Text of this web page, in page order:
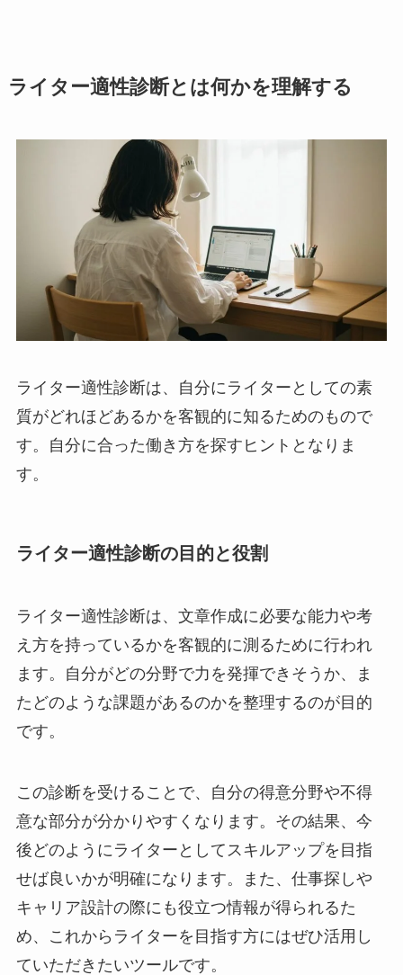
ライター適性診断とは何かを理解する
ライター適性診断は、自分にライターとしての素
質がどれほどあるかを客観的に知るためのもので
す。自分に合った働き方を探すヒントとなりま
す。
ライター適性診断の目的と役割
ライター適性診断は、文章作成に必要な能力や考
え方を持っているかを客観的に測るために行われ
ます。自分がどの分野で力を発揮できそうか、ま
たどのような課題があるのかを整理するのが目的
です。
この診断を受けることで、自分の得意分野や不得
意な部分が分かりやすくなります。その結果、今
後どのようにライターとしてスキルアップを目指
せば良いかが明確になります。また、仕事探しや
キャリア設計の際にも役立つ情報が得られるた
め、これからライターを目指す方にはぜひ活用し
ていただきたいツールです。